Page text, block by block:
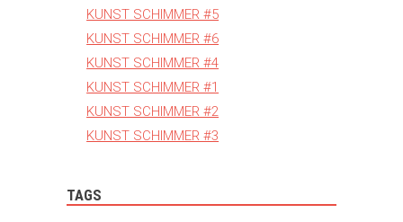
KUNST SCHIMMER #5
KUNST SCHIMMER #6
KUNST SCHIMMER #4
KUNST SCHIMMER #1
KUNST SCHIMMER #2
KUNST SCHIMMER #3
TAGS